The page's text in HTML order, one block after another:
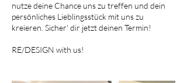
nutze deine Chance uns zu treffen und dein
persönliches Lieblingsstück mit uns zu
kreieren. Sicher' dir jetzt deinen Termin!
RE/DESIGN with us!